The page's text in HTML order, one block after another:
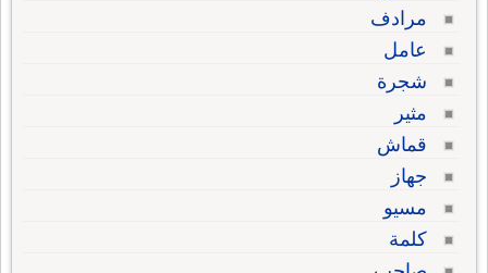
مرادف
عامل
شجرة
مثير
قماش
جهاز
مسيو
كلمة